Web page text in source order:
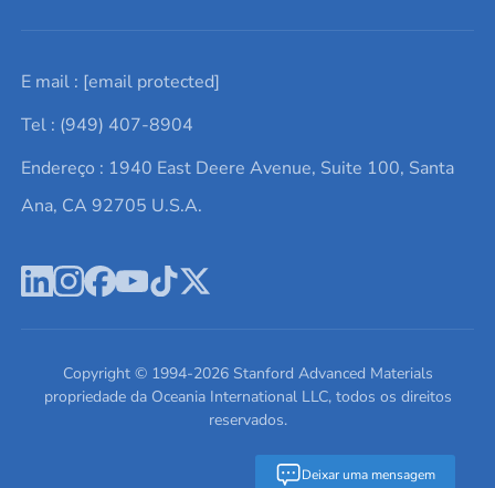
Deixar uma mensagem
Lista de consultas
Termos e Condições
Política de Privacidade
Elementos de terras raras
Alvos de pulverização catódica
Ácido hialurônico
Promoções atuais
Notícias e blogs
Estudos de caso
Escreva para nós
E mail : [email protected]
Tel : (949) 407-8904
Endereço : 1940 East Deere Avenue, Suite 100, Santa
Ana, CA 92705 U.S.A.
Copyright © 1994-2026Stanford Advanced Materials
propriedade da Oceania International LLC, todos os direitos
reservados.